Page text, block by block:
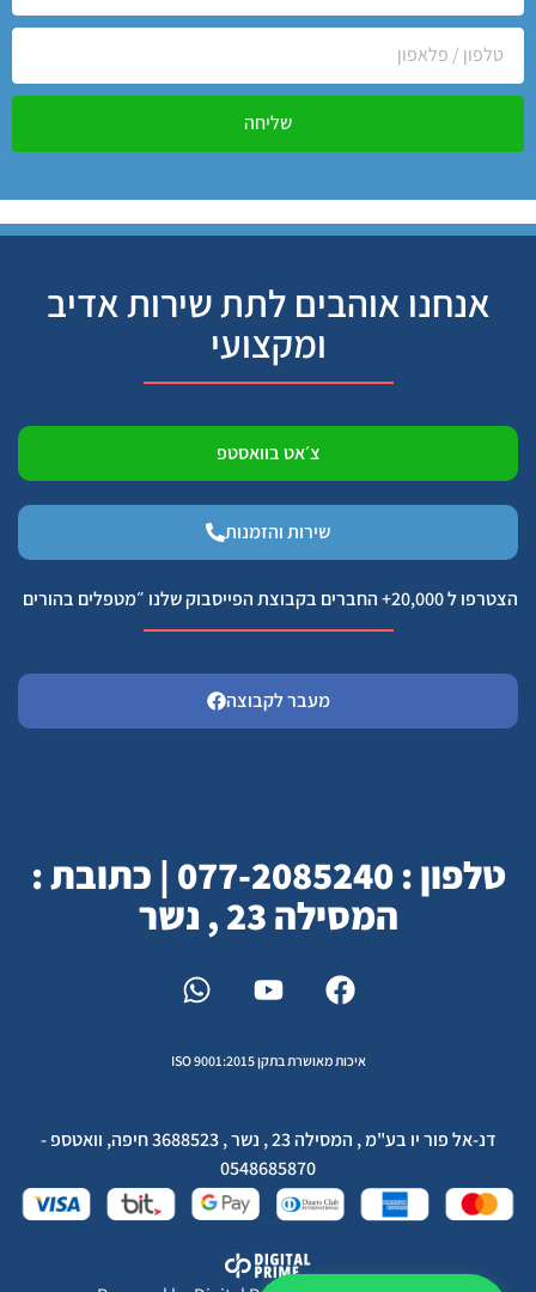
שליחה
אנחנו אוהבים לתת שירות אדיב
ומקצועי
צ׳אט בוואסטפ
שירות והזמנות
הצטרפו ל 20,000+ החברים בקבוצת הפייסבוק שלנו ״מטפלים בהורים
מעבר לקבוצה
טלפון : 077-2085240 | כתובת :
המסילה 23 , נשר
איכות מאושרת בתקן ISO 9001:2015
דנ-אל פור יו בע"מ , המסילה 23 , נשר , 3688523 חיפה, וואטספ -
0548685870